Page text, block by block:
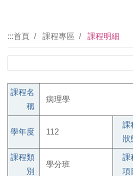
:::首頁 課程專區 課程明細
課程名
稱
病理學
學年度 112
課
狀
課程類
別
學分班
課
項